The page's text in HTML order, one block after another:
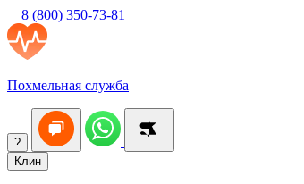
8 (800) 350-73-81
Похмельная служба
?
Клин